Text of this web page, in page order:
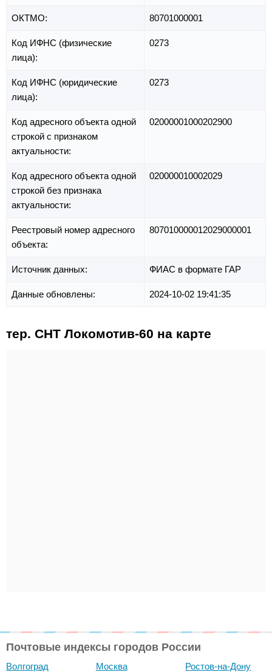
ОКТМО: 80701000001
Код ИФНС (физические
лица):
0273
Код ИФНС (юридические
лица):
0273
Код адресного объекта одной
строкой с признаком
актуальности:
02000001000202900
Код адресного объекта одной
строкой без признака
актуальности:
020000010002029
Реестровый номер адресного
объекта:
807010000012029000001
Источник данных: ФИАС в формате ГАР
Данные обновлены: 2024-10-02 19:41:35
тер. СНТ Локомотив-60 на карте
Почтовые индексы городов России
Волгоград Москва Ростов-на-Дону